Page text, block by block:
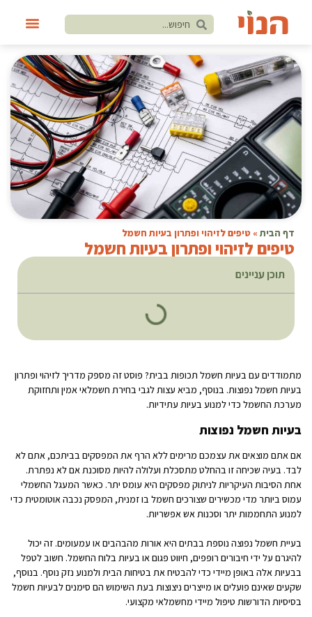
דף הבית » טיפים לזיהוי ופתרון בעיות חשמל
טיפים לזיהוי ופתרון בעיות חשמל
תוכן עניינים
מתמודדים עם בעיות חשמל תכופות בבית? פוסט זה מספק מדריך לזיהוי ופתרון
בעיות חשמל נפוצות. בנוסף, מביא עצות לגבי בחירת חשמלאי אמין ותחזוקת
מערכת החשמל כדי למנוע בעיות עתידיות.
בעיות חשמל נפוצות
אם אתם מוצאים את עצמכם מרימים ללא הרף את המפסקים בביתכם, אתם לא
לבד. בעיה שכיחה זו בהחלט מתסכלת ועלולה להיות מסוכנת אם לא נפתרת.
אחת הסיבות העיקריות לניתוק מפסקים היא עומס יתר. כאשר המעגל החשמלי
עמוס ביותר מדי מכשירים שצורכים חשמל בו זמנית, המפסק נכבה אוטומטית כדי
למנוע התחממות יתר וסכנות אש אפשריות.
בעיית חשמל נפוצה נוספת בבתים היא אורות מהבהבים או עמעומים. זה יכול
להיגרם על ידי חיבורים רופפים, חיווט פגום או בעיות בלוח החשמל. חשוב לטפל
בבעיות אלה באופן מיידי כדי להבטיח את בטיחות הבית ולמנוע נזק נוסף. בנוסף,
שקעים שאינם פועלים או מייצרים ניצוצות בעת השימוש הם סימנים לבעיות חשמל
בסיסיות הדורשות טיפול מיידי מחשמלאי מקצועי.